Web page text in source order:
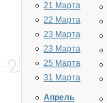
21 Марта
22 Марта
23 Марта
23 Марта
25 Марта
31 Марта
Апрель